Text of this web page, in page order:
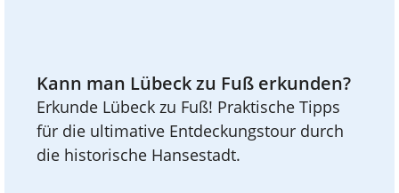
Kann man Lübeck zu Fuß erkunden?
Erkunde Lübeck zu Fuß! Praktische Tipps
für die ultimative Entdeckungstour durch
die historische Hansestadt.